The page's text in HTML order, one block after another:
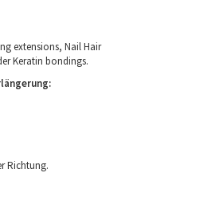
extensions, Nail Hair
Keratin bondings.
Richtung.